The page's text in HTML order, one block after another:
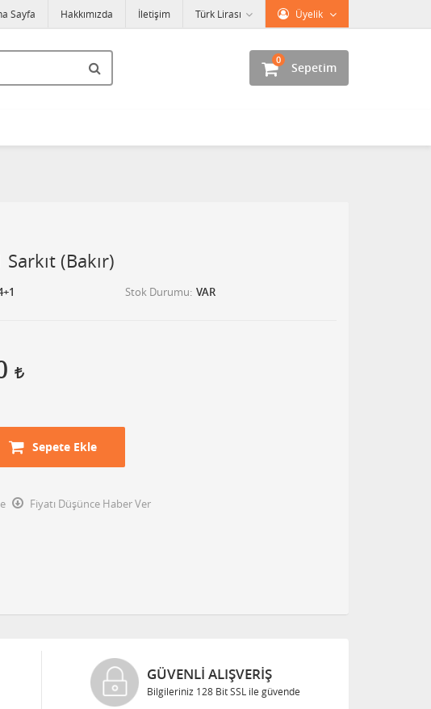
Üyelik
Türk Lirası
Sayfa Hakkımızda İletişim
Sepetim
0
(Bakır)
Stok Durumu VAR
Sepete Ekle
Fiyatı Düşünce Haber Ver
GÜVENLI ALIŞVERIŞ
Bilgileriniz 128 Bit SSL ile güvende